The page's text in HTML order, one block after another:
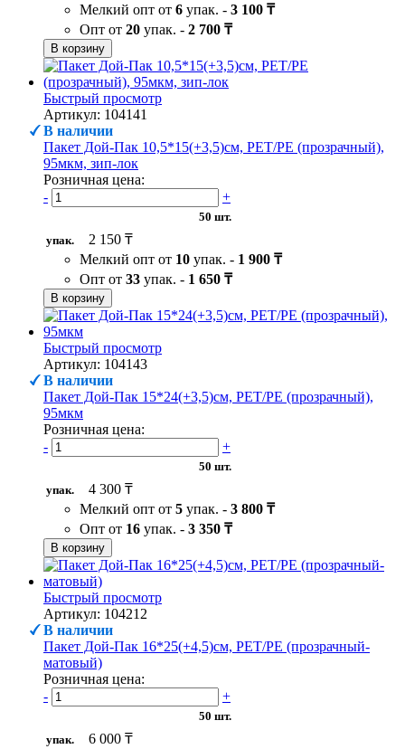
Мелкий опт от 6 упак. - 3 100 ₸
Опт от 20 упак. - 2 700 ₸
В корзину
Быстрый просмотр
Артикул: 104141
В наличии
Пакет Дой-Пак 10,5*15(+3,5)см, PET/PE (прозрачный),
95мкм, зип-лок
Розничная цена:
-
+
50 шт.
упак.
2 150 ₸
Мелкий опт от 10 упак. - 1 900 ₸
Опт от 33 упак. - 1 650 ₸
В корзину
Быстрый просмотр
Артикул: 104143
В наличии
Пакет Дой-Пак 15*24(+3,5)см, PET/PE (прозрачный),
95мкм
Розничная цена:
-
+
50 шт.
упак.
4 300 ₸
Мелкий опт от 5 упак. - 3 800 ₸
Опт от 16 упак. - 3 350 ₸
В корзину
Быстрый просмотр
Артикул: 104212
В наличии
Пакет Дой-Пак 16*25(+4,5)см, PET/PE (прозрачный-
матовый)
Розничная цена:
-
+
50 шт.
упак.
6 000 ₸